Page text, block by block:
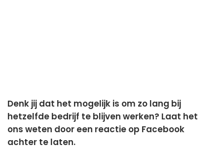
Denk jij dat het mogelijk is om zo lang bij
hetzelfde bedrijf te blijven werken? Laat het
ons weten door een reactie op Facebook
achter te laten.